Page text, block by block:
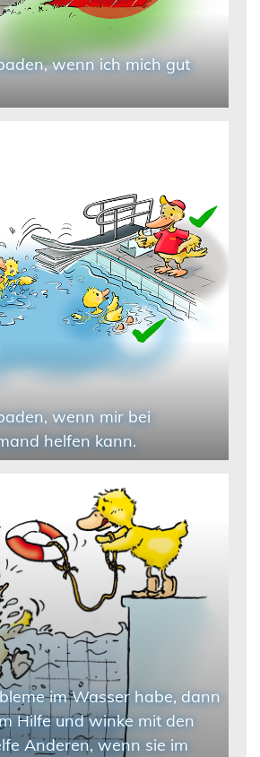
wenn ich mich gut
wenn mir bei
helfen kann.
im Wasser habe, dann
Hilfe und winke mit den
Anderen, wenn sie im